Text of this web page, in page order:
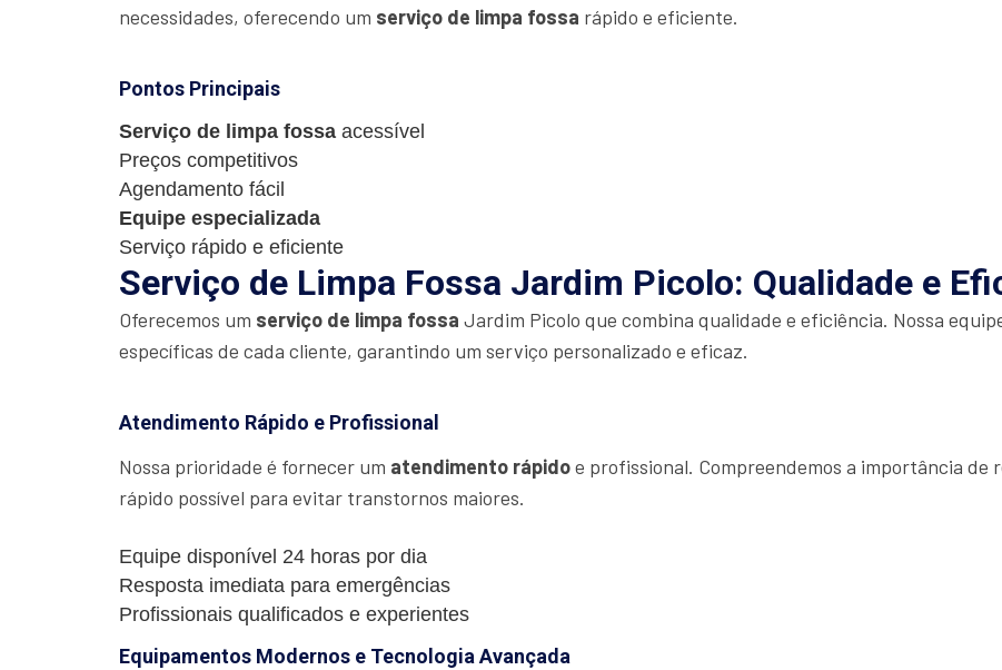
necessidades, oferecendo um serviço de limpa fossa rápido e eficiente.
Pontos Principais
Serviço de limpa fossa acessível
Preços competitivos
Agendamento fácil
Equipe especializada
Serviço rápido e eficiente
Serviço de Limpa Fossa Jardim Picolo: Qualidade e
Oferecemos um serviço de limpa fossa Jardim Picolo que combina qualidade e eficiência. Nossa
específicas de cada cliente, garantindo um serviço personalizado e eficaz.
Atendimento Rápido e Profissional
Nossa prioridade é fornecer um atendimento rápidoe profissional. Compreendemos a importância de
rápido possível para evitar transtornos maiores.
Equipe disponível 24 horas por dia
Resposta imediata para emergências
Profissionais qualificados e experientes
Equipamentos Modernos e Tecnologia Avançada